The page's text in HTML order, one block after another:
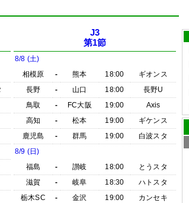
J3
第1節
8/8 (土)
相模原
- 熊本 18:00
ギオンス
長野
- 山口 18:00
長野U
鳥取
- FC大阪 19:00
Axis
高知
- 松本 19:00
ギケンス
鹿児島
- 群馬 19:00
白波スタ
8/9 (日)
福島
- 讃岐 18:00
とうスタ
滋賀
- 岐阜 18:30
ハトスタ
栃木SC
- 金沢 19:00
カンセキ